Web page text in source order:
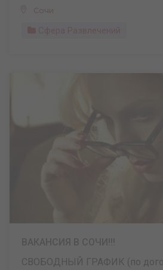
Сочи
Сфера Развлечений
СВОБОДНЫЙ ГРАФИК (по